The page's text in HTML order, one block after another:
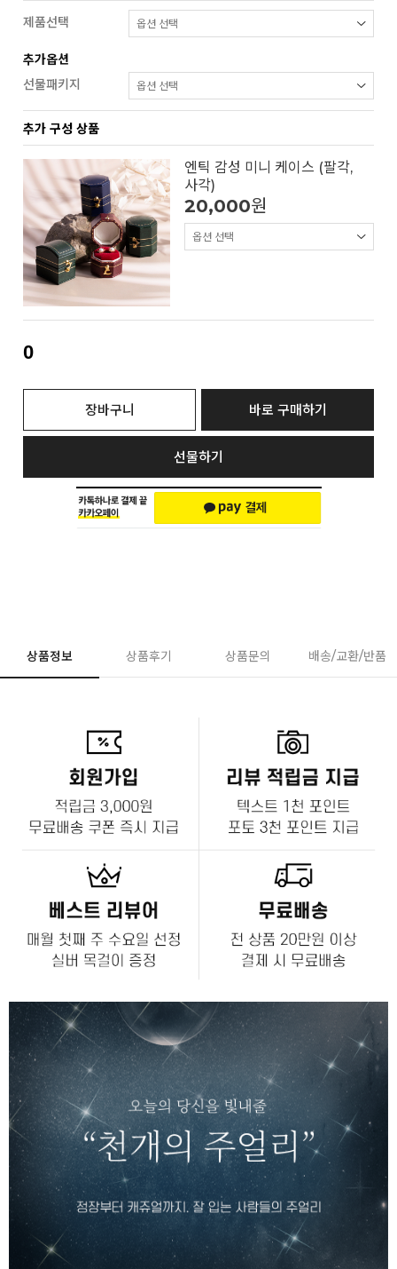
제품선택
추가옵션
선물패키지
추가 구성 상품
엔틱 감성 미니 케이스 (팔각,
사각)
20,000원
0
장바구니 바로 구매하기
선물하기
상품정보 상품후기 상품문의 배송/교환/반품